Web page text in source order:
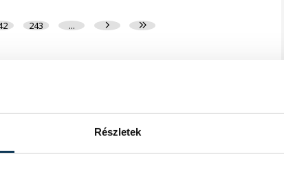
Részletek
243 ...